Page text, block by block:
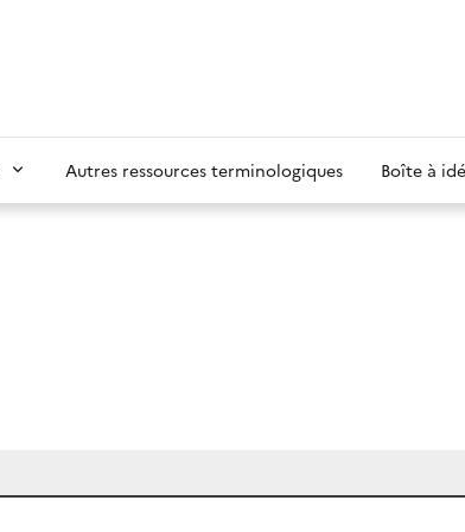
Autres ressources terminologiques Boîte à